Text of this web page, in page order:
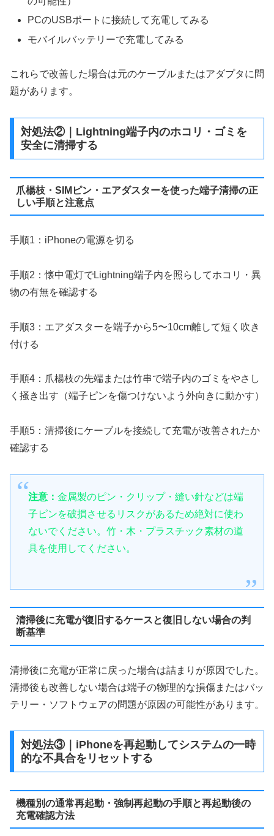
PCのUSBポートに接続して充電してみる
モバイルバッテリーで充電してみる
これらで改善した場合は元のケーブルまたはアダプタに問
題があります。
対処法②｜Lightning端子内のホコリ・ゴミを
安全に清掃する
爪楊枝・SIMピン・エアダスターを使った端子清掃の正
しい手順と注意点
手順1：iPhoneの電源を切る
手順2：懐中電灯でLightning端子内を照らしてホコリ・異
物の有無を確認する
手順3：エアダスターを端子から5〜10cm離して短く吹き
付ける
手順4：爪楊枝の先端または竹串で端子内のゴミをやさし
く掻き出す（端子ピンを傷つけないよう外向きに動かす）
手順5：清掃後にケーブルを接続して充電が改善されたか
確認する
注意： 金属製のピン・クリップ・縫い針などは端
子ピンを破損させるリスクがあるため絶対に使わ
ないでください。竹・木・プラスチック素材の道
具を使用してください。
清掃後に充電が復旧するケースと復旧しない場合の判
断基準
清掃後に充電が正常に戻った場合は詰まりが原因でした。
清掃後も改善しない場合は端子の物理的な損傷またはバッ
テリー・ソフトウェアの問題が原因の可能性があります。
対処法③｜iPhoneを再起動してシステムの一時
的な不具合をリセットする
機種別の通常再起動・強制再起動の手順と再起動後の
充電確認方法